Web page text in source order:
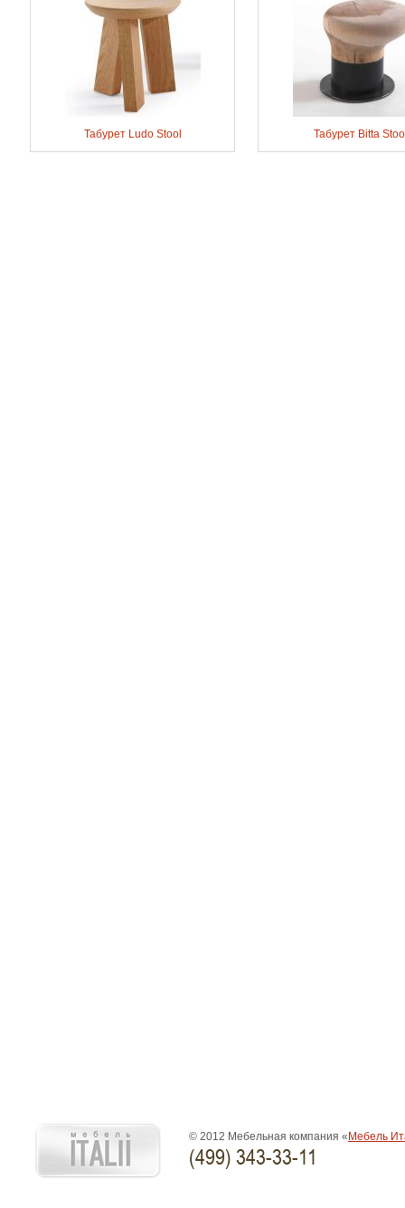
Табурет Ludo Stool Табурет Bitta
© 2012 Мебельная компания « Мебель
(499) 343-33-11